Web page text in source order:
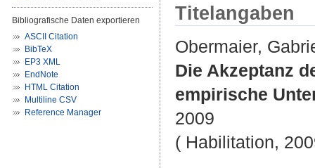
Bibliografische Daten exportieren
ASCII Citation
BibTeX
EP3 XML
EndNote
HTML Citation
Multiline CSV
Reference Manager
Titelangaben
Obermaier,
Die Akzeptanz
empirische
2009
( Habilitation,